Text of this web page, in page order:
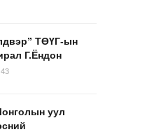
ТӨҮГ-ын
Г.Ёндон
уул